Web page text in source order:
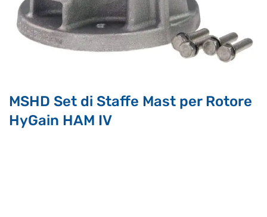
MSHD Set di Staffe Mast per Rotore
HyGain HAM IV
Per ottenere dettagli su un determinato prodotto
assicurati di indicarne il nome completo